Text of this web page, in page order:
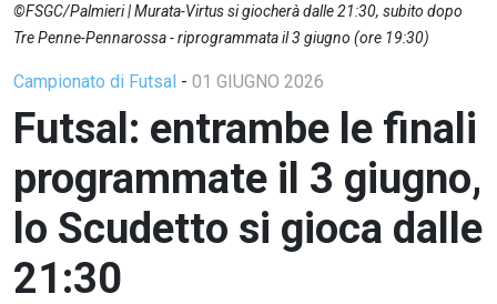
©FSGC/Palmieri | Murata-Virtus si giocherà dalle 21:30, subito dopo
Tre Penne-Pennarossa - riprogrammata il 3 giugno (ore 19:30)
Campionato di Futsal - 01 GIUGNO 2026
Futsal: entrambe le finali
programmate il 3 giugno,
lo Scudetto si gioca dalle
21:30